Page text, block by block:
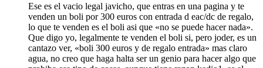
Ese es el vacio legal javicho, que entras en una pagina y te
venden un boli por 300 euros con entrada d eac/dc de regalo,
lo que te venden es el boli asi que «no se puede hacer nada».
Que digo yo, legalmente te venden el boli si, pero joder, es un
cantazo ver, «boli 300 euros y de regalo entrada» mas claro
agua, no creo que haga halta ser un genio para hacer algo que